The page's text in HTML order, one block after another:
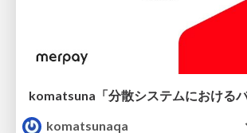
komatsuna「分散システムにおけるバ
komatsunaqa